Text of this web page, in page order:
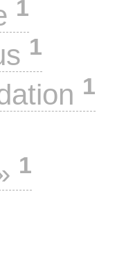
1
1
1
1